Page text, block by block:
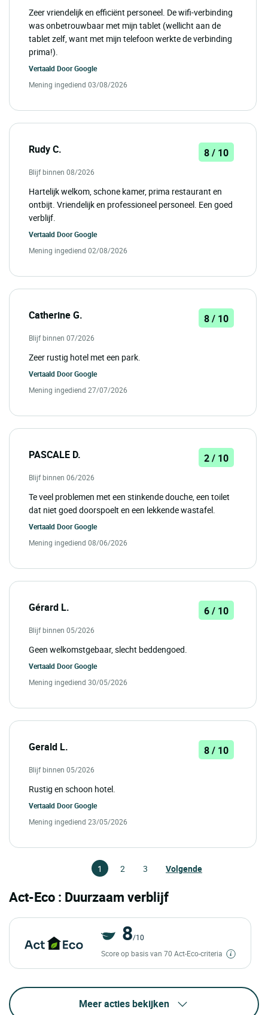
Zeer vriendelijk en efficiënt personeel. De wifi-verbinding
was onbetrouwbaar met mijn tablet (wellicht aan de
tablet zelf, want met mijn telefoon werkte de verbinding
prima!).
Vertaald DoorGoogle
Mening ingediend 03/08/2026
Rudy C. 8 / 10
Blijf binnen 08/2026
Hartelijk welkom, schone kamer, prima restaurant en
ontbijt. Vriendelijk en professioneel personeel. Een goed
verblijf.
Vertaald DoorGoogle
Mening ingediend 02/08/2026
Catherine G. 8 / 10
Blijf binnen 07/2026
Zeer rustig hotel met een park.
Vertaald DoorGoogle
Mening ingediend 27/07/2026
PASCALE D. 2 / 10
Blijf binnen 06/2026
Te veel problemen met een stinkende douche, een toilet
dat niet goed doorspoelt en een lekkende wastafel.
Vertaald DoorGoogle
Mening ingediend 08/06/2026
Gérard L. 6 / 10
Blijf binnen 05/2026
Geen welkomstgebaar, slecht beddengoed.
Vertaald DoorGoogle
Mening ingediend 30/05/2026
Gerald L. 8 / 10
Blijf binnen 05/2026
Rustig en schoon hotel.
Vertaald DoorGoogle
Mening ingediend 23/05/2026
1 2 3 Volgende
Act-Eco : Duurzaam verblijf
8/10
Score op basis van 70 Act-Eco-criteria
Meer acties bekijken